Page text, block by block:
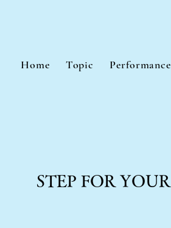
Home Topic Performance
STEP FOR